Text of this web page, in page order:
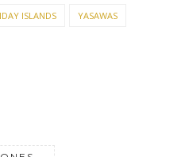
ISLANDS YASAWAS